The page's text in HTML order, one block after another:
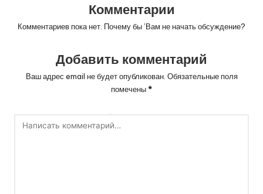
Комментарии
Комментариев пока нет. Почему бы ’Вам не начать обсуждение?
Добавить комментарий
Ваш адрес email не будет опубликован. Обязательные поля
помечены*